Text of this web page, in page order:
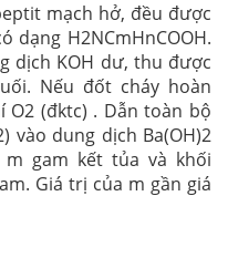
mạch hở, đều được
H2NCmHnCOOH.
dịch KOH dư, thu được
Nếu đốt cháy hoàn
O2 (đktc) . Dẫn toàn bộ
vào dung dịch Ba(OH)2
gam kết tủa và khối
Giá trị của m gần giá